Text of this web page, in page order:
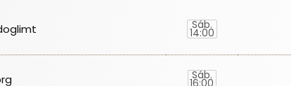
Sáb.
14:00
Sáb.
16:00